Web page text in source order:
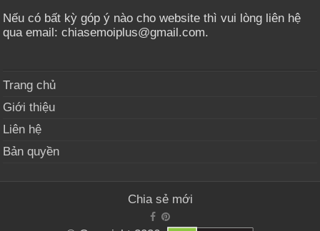
Nếu có bất kỳ góp ý nào cho website thì vui lòng liên hệ
qua email: chiasemoiplus@gmail.com.
Trang chủ
Giới thiệu
Liên hệ
Bản quyền
Chia sẻ mới